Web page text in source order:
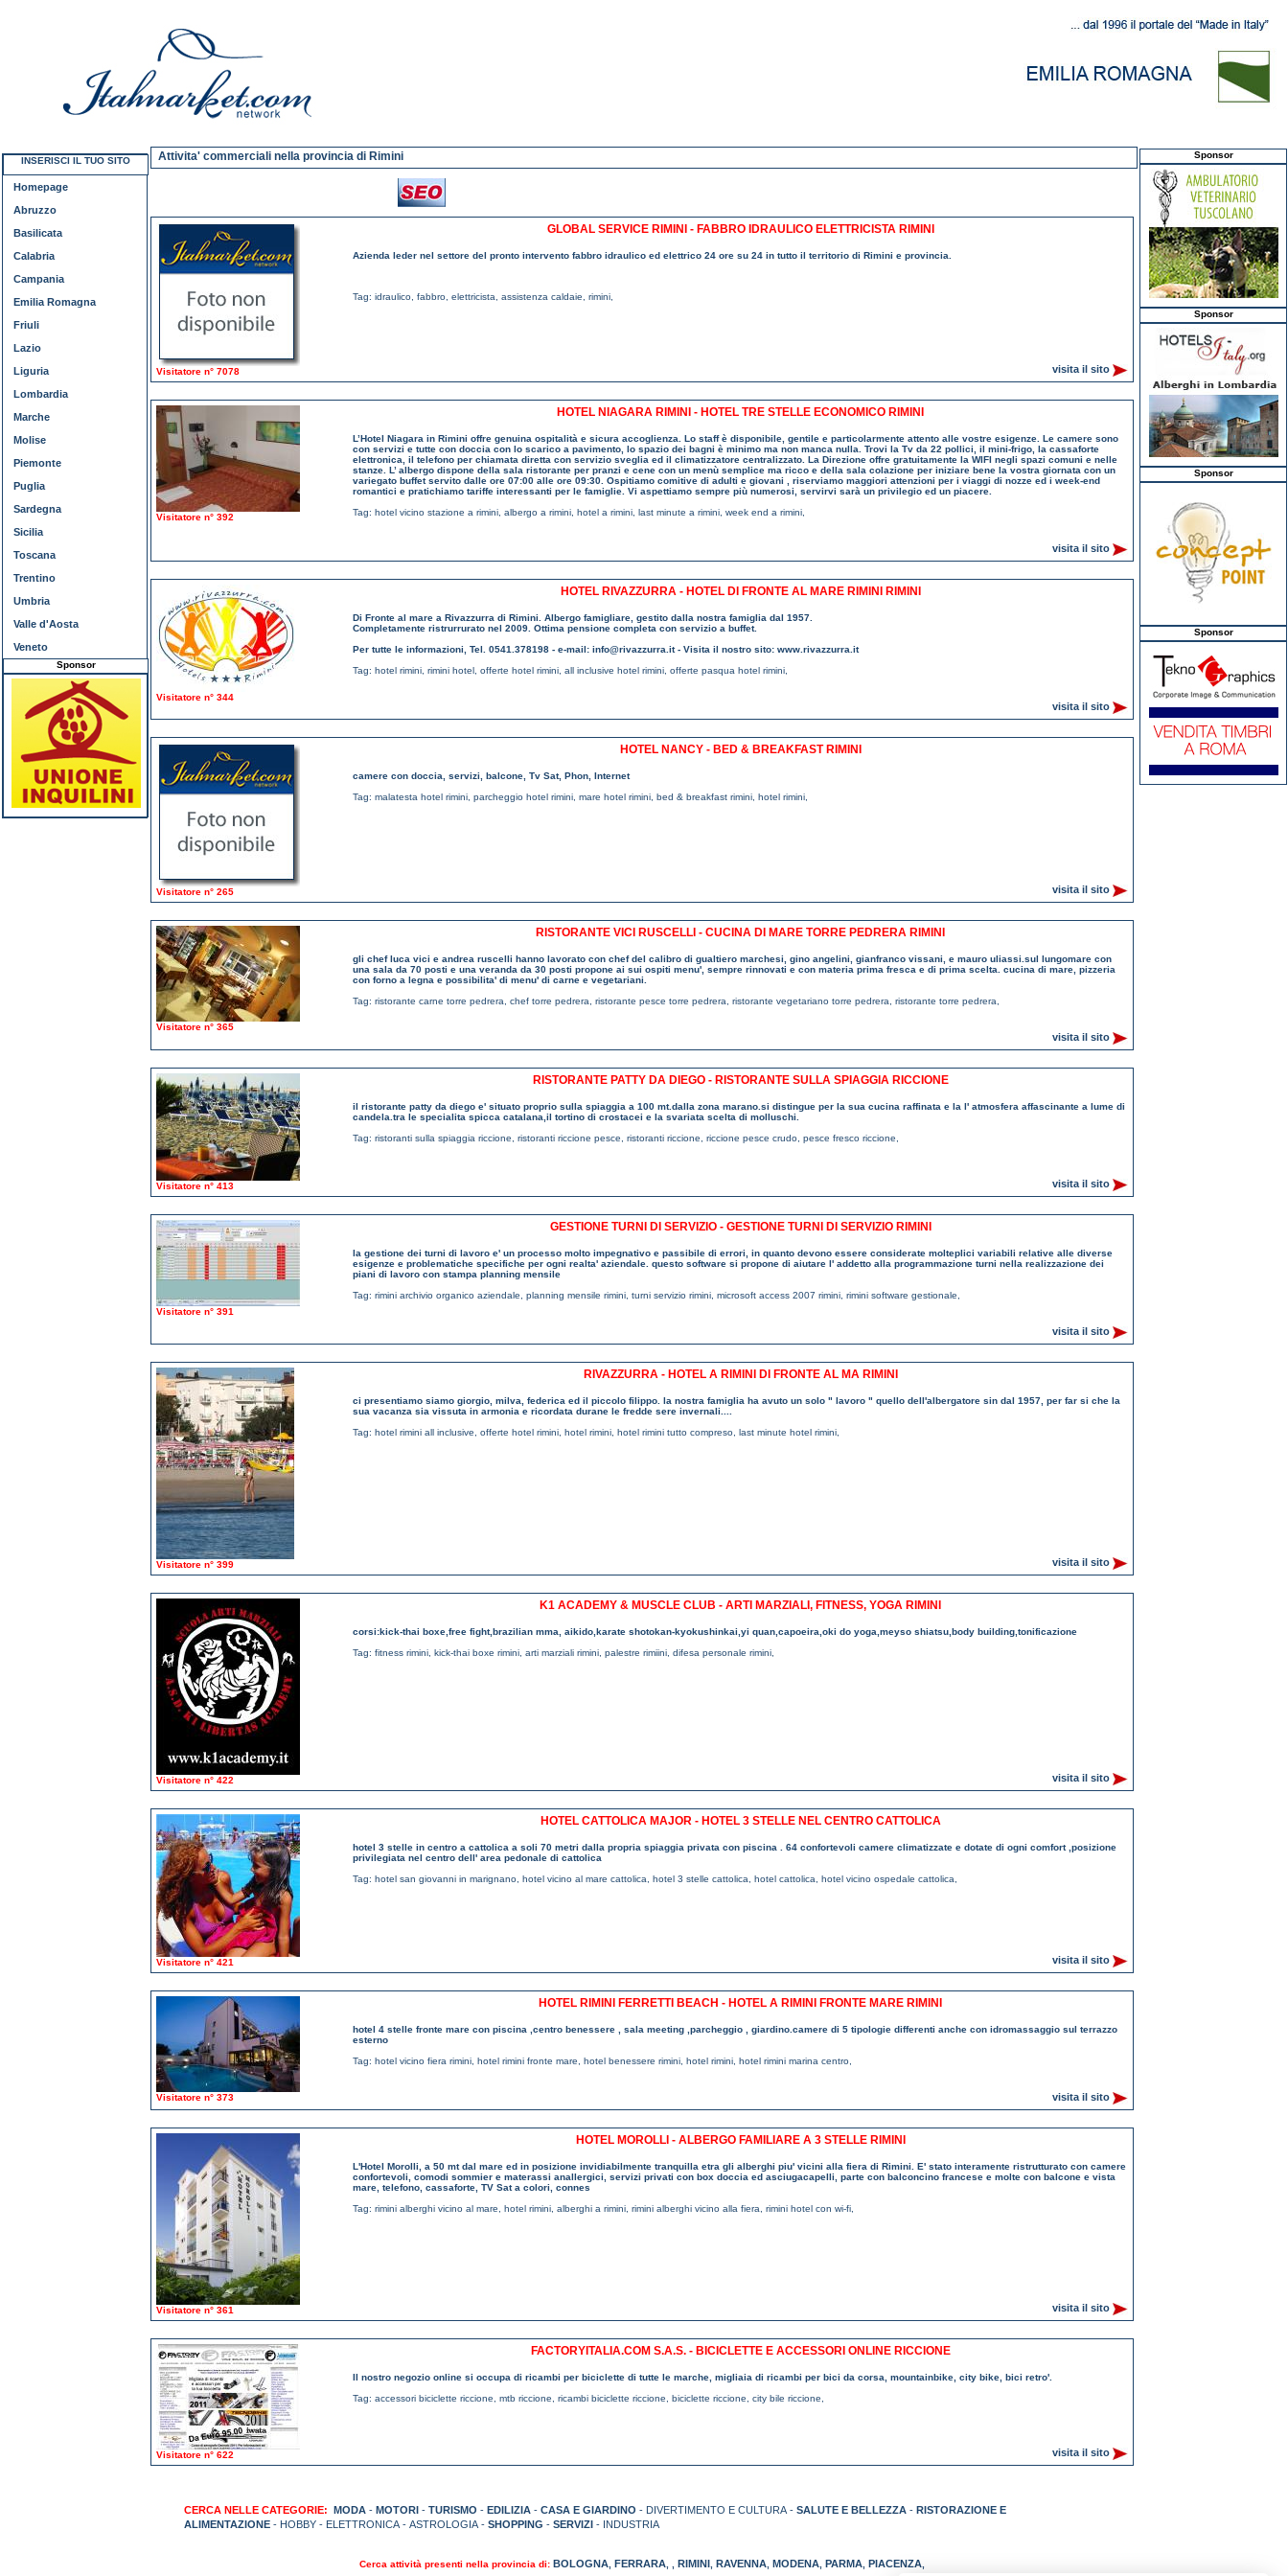
Attivita' commerciali nella provincia di Rimini
Visitatore n° 7078
GLOBAL SERVICE RIMINI - FABBRO IDRAULICO ELETTRICISTA RIMINI
Azienda leder nel settore del pronto intervento fabbro idraulico ed elettrico 24 ore su 24 in tutto il territorio di Rimini e provincia.
Tag: idraulico fabbro elettricista assistenza caldaie rimini
visita il sito
Visitatore n° 392
HOTEL NIAGARA RIMINI - HOTEL TRE STELLE ECONOMICO RIMINI
L’Hotel Niagara in Rimini offre genuina ospitalità e sicura accoglienza. Lo staff è disponibile, gentile e particolarmente attento alle vostre esigenze. Le camere sono
con servizi e tutte con doccia con lo scarico a pavimento, lo spazio dei bagni è minimo ma non manca nulla. Trovi la Tv da 22 pollici, il mini-frigo, la cassaforte
elettronica, il telefono per chiamata diretta con servizio sveglia ed il climatizzatore centralizzato. La Direzione offre gratuitamente la WIFI negli spazi comuni e nelle
stanze. L’ albergo dispone della sala ristorante per pranzi e cene con un menù semplice ma ricco e della sala colazione per iniziare bene la vostra giornata con un
variegato buffet servito dalle ore 07:00 alle ore 09:30. Ospitiamo comitive di adulti e giovani , riserviamo maggiori attenzioni per i viaggi di nozze ed i week-end
romantici e pratichiamo tariffe interessanti per le famiglie. Vi aspettiamo sempre più numerosi, servirvi sarà un privilegio ed un piacere.
Tag: hotel vicino stazione a rimini albergo a rimini hotel a rimini last minute a rimini week end a rimini
visita il sito
Visitatore n° 344
HOTEL RIVAZZURRA - HOTEL DI FRONTE AL MARE RIMINI RIMINI
Di Fronte al mare a Rivazzurra di Rimini. Albergo famigliare, gestito dalla nostra famiglia dal 1957.
Completamente ristrurrurato nel 2009. Ottima pensione completa con servizio a buffet.
Per tutte le informazioni, Tel. 0541.378198 - e-mail: info@rivazzurra.it - Visita il nostro sito: www.rivazzurra.it
Tag: hotel rimini rimini hotel offerte hotel rimini all inclusive hotel rimini offerte pasqua hotel rimini
visita il sito
Visitatore n° 265
HOTEL NANCY - BED & BREAKFAST RIMINI
camere con doccia, servizi, balcone, Tv Sat, Phon, Internet
Tag: malatesta hotel rimini parcheggio hotel rimini mare hotel rimini bed & breakfast rimini hotel rimini
visita il sito
Visitatore n° 365
RISTORANTE VICI RUSCELLI - CUCINA DI MARE TORRE PEDRERA RIMINI
gli chef luca vici e andrea ruscelli hanno lavorato con chef del calibro di gualtiero marchesi, gino angelini, gianfranco vissani, e mauro uliassi.sul lungomare con
una sala da 70 posti e una veranda da 30 posti propone ai sui ospiti menu', sempre rinnovati e con materia prima fresca e di prima scelta. cucina di mare, pizzeria
con forno a legna e possibilita' di menu' di carne e vegetariani.
Tag: ristorante carne torre pedrera chef torre pedrera ristorante pesce torre pedrera ristorante vegetariano torre pedrera ristorante torre pedrera
visita il sito
Visitatore n° 413
RISTORANTE PATTY DA DIEGO - RISTORANTE SULLA SPIAGGIA RICCIONE
il ristorante patty da diego e' situato proprio sulla spiaggia a 100 mt.dalla zona marano.si distingue per la sua cucina raffinata e la l' atmosfera affascinante a lume di
candela.tra le specialita spicca catalana,il tortino di crostacei e la svariata scelta di molluschi.
Tag: ristoranti sulla spiaggia riccione ristoranti riccione pesce ristoranti riccione riccione pesce crudo pesce fresco riccione
visita il sito
Visitatore n° 391
GESTIONE TURNI DI SERVIZIO - GESTIONE TURNI DI SERVIZIO RIMINI
la gestione dei turni di lavoro e' un processo molto impegnativo e passibile di errori, in quanto devono essere considerate molteplici variabili relative alle diverse
esigenze e problematiche specifiche per ogni realta' aziendale. questo software si propone di aiutare l' addetto alla programmazione turni nella realizzazione dei
piani di lavoro con stampa planning mensile
Tag: rimini archivio organico aziendale planning mensile rimini turni servizio rimini microsoft access 2007 rimini rimini software gestionale
visita il sito
Visitatore n° 399
RIVAZZURRA - HOTEL A RIMINI DI FRONTE AL MA RIMINI
ci presentiamo siamo giorgio, milva, federica ed il piccolo filippo. la nostra famiglia ha avuto un solo " lavoro " quello dell'albergatore sin dal 1957, per far si che la
sua vacanza sia vissuta in armonia e ricordata durane le fredde sere invernali....
Tag: hotel rimini all inclusive offerte hotel rimini hotel rimini hotel rimini tutto compreso last minute hotel rimini
visita il sito
Visitatore n° 422
K1 ACADEMY & MUSCLE CLUB - ARTI MARZIALI, FITNESS, YOGA RIMINI
corsi:kick-thai boxe,free fight,brazilian mma, aikido,karate shotokan-kyokushinkai,yi quan,capoeira,oki do yoga,meyso shiatsu,body building,tonificazione
Tag: fitness rimini kick-thai boxe rimini arti marziali rimini palestre rimiini difesa personale rimini
visita il sito
Visitatore n° 421
HOTEL CATTOLICA MAJOR - HOTEL 3 STELLE NEL CENTRO CATTOLICA
hotel 3 stelle in centro a cattolica a soli 70 metri dalla propria spiaggia privata con piscina . 64 confortevoli camere climatizzate e dotate di ogni comfort ,posizione
privilegiata nel centro dell' area pedonale di cattolica
Tag: hotel san giovanni in marignano hotel vicino al mare cattolica hotel 3 stelle cattolica hotel cattolica hotel vicino ospedale cattolica
visita il sito
Visitatore n° 373
HOTEL RIMINI FERRETTI BEACH - HOTEL A RIMINI FRONTE MARE RIMINI
hotel 4 stelle fronte mare con piscina ,centro benessere , sala meeting ,parcheggio , giardino.camere di 5 tipologie differenti anche con idromassaggio sul terrazzo
esterno
Tag: hotel vicino fiera rimini hotel rimini fronte mare hotel benessere rimini hotel rimini hotel rimini marina centro
visita il sito
Visitatore n° 361
HOTEL MOROLLI - ALBERGO FAMILIARE A 3 STELLE RIMINI
L'Hotel Morolli, a 50 mt dal mare ed in posizione invidiabilmente tranquilla etra gli alberghi piu' vicini alla fiera di Rimini. E' stato interamente ristrutturato con camere
confortevoli, comodi sommier e materassi anallergici, servizi privati con box doccia ed asciugacapelli, parte con balconcino francese e molte con balcone e vista
mare, telefono, cassaforte, TV Sat a colori, connes
Tag: rimini alberghi vicino al mare hotel rimini alberghi a rimini rimini alberghi vicino alla fiera rimini hotel con wi-fi
visita il sito
Visitatore n° 622
FACTORYITALIA.COM S.A.S. - BICICLETTE E ACCESSORI ONLINE RICCIONE
Il nostro negozio online si occupa di ricambi per biciclette di tutte le marche, migliaia di ricambi per bici da corsa, mountainbike, city bike, bici retro'.
Tag: accessori biciclette riccione mtb riccione ricambi biciclette riccione biciclette riccione city bile riccione
visita il sito
CERCA NELLE CATEGORIE: MODA - MOTORI - TURISMO - EDILIZIA - CASA E GIARDINO - DIVERTIMENTO E CULTURA - SALUTE E BELLEZZA - RISTORAZIONE E
ALIMENTAZIONE - HOBBY - ELETTRONICA - ASTROLOGIA - SHOPPING - SERVIZI - INDUSTRIA
Cerca attività presenti nella provincia di: BOLOGNA FERRARA RIMINI RAVENNA MODENA PARMA PIACENZA
INSERISCI IL TUO SITO
Homepage
Abruzzo
Basilicata
Calabria
Campania
Emilia Romagna
Friuli
Lazio
Liguria
Lombardia
Marche
Molise
Piemonte
Puglia
Sardegna
Sicilia
Toscana
Trentino
Umbria
Valle d'Aosta
Veneto
Sponsor
Sponsor
Sponsor
Sponsor
Sponsor